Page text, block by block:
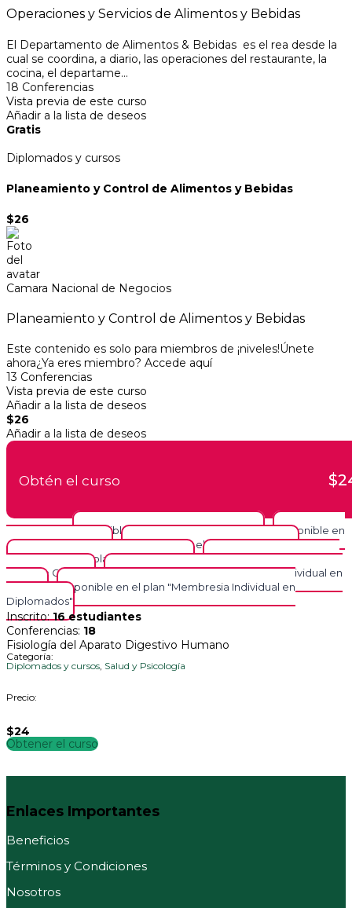
Operaciones y Servicios de Alimentos y Bebidas
El Departamento de Alimentos & Bebidas es el rea desde la
cual se coordina, a diario, las operaciones del restaurante, la
cocina, el departame...
18 Conferencias
Vista previa de este curso
Añadir a la lista de deseos
Gratis
Diplomados y cursos
Planeamiento y Control de Alimentos y Bebidas
$26
Camara Nacional de Negocios
Planeamiento y Control de Alimentos y Bebidas
Este contenido es solo para miembros de ¡niveles!Únete
ahora¿Ya eres miembro? Accede aquí
13 Conferencias
Vista previa de este curso
Añadir a la lista de deseos
$26
Añadir a la lista de deseos
Obtén el curso
Disponible en el plan "Plan Intensivo"
Disponible en
el plan "Plan Básico"
Disponible en el plan "Plan Expert"
Disponible en el plan "Plan Expert +"
Disponible en el plan "Plan
Pago en Cuotas"
Disponible en el plan "Membresia Individual en
Cursos"
Disponible en el plan "Membresia Individual en
Diplomados"
Inscrito:16 estudiantes
Conferencias: 18
Fisiología del Aparato Digestivo Humano
Categoría:
Diplomados y cursos Salud y Psicología
Precio:
$24
Obtener el curso
Enlaces Importantes
Beneficios
Términos y Condiciones
Nosotros